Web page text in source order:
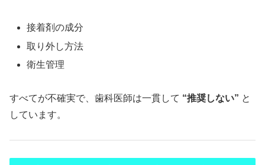
接着剤の成分
取り外し方法
衛生管理
すべてが不確実で、歯科医師は一貫して “推奨しない” と
しています。